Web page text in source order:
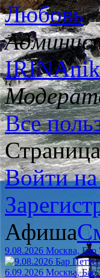
Любовь
Все
Войти на
Афиша
9.08.2026 Москва, Бар
6.09.2026 Москва, Бар